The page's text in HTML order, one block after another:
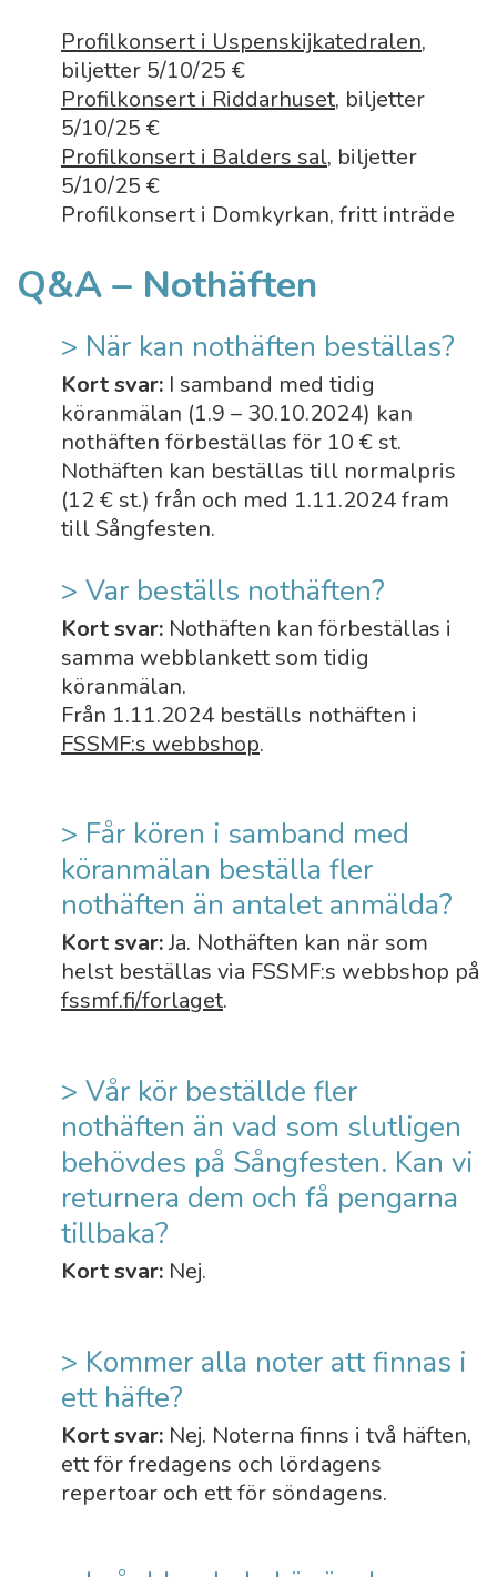
Profilkonsert i Uspenskijkatedralen,
biljetter 5/10/25 €
Profilkonsert i Riddarhuset, biljetter
5/10/25 €
Profilkonsert i Balders sal, biljetter
5/10/25 €
Profilkonsert i Domkyrkan, fritt inträde
Q&A – Nothäften
> När kan nothäften beställas?
Kort svar: I samband med tidig
köranmälan (1.9 – 30.10.2024) kan
nothäften förbeställas för 10 € st.
Nothäften kan beställas till normalpris
(12 € st.) från och med 1.11.2024 fram
till Sångfesten.
> Var beställs nothäften?
Kort svar: Nothäften kan förbeställas i
samma webblankett som tidig
köranmälan.
Från 1.11.2024 beställs nothäften i
FSSMF:s webbshop.
> Får kören i samband med
köranmälan beställa fler
nothäften än antalet anmälda?
Kort svar:Ja. Nothäften kan när som
helst beställas via FSSMF:s webbshop på
fssmf.fi/forlaget.
> Vår kör beställde fler
nothäften än vad som slutligen
behövdes på Sångfesten. Kan vi
returnera dem och få pengarna
tillbaka?
Kort svar: Nej.
> Kommer alla noter att finnas i
ett häfte?
Kort svar: Nej. Noterna finns i två häften,
ett för fredagens och lördagens
repertoar och ett för söndagens.